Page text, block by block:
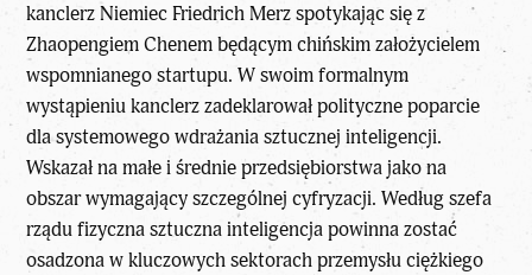
kanclerz Niemiec Friedrich Merz spotykając się z
Zhaopengiem Chenem będącym chińskim założycielem
wspomnianego startupu. W swoim formalnym
wystąpieniu kanclerz zadeklarował polityczne poparcie
dla systemowego wdrażania sztucznej inteligencji.
Wskazał na małe i średnie przedsiębiorstwa jako na
obszar wymagający szczególnej cyfryzacji. Według szefa
rządu fizyczna sztuczna inteligencja powinna zostać
osadzona w kluczowych sektorach przemysłu ciężkiego